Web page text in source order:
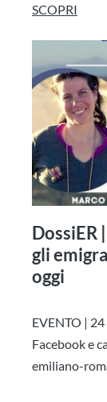
SCOPRI
gli
oggi
EVENTO |
Facebook e
emiliano-